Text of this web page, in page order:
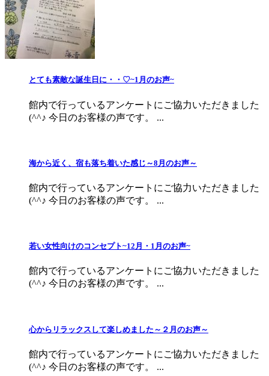
とても素敵な誕生日に・・♡~1月のお声~
館内で行っているアンケートにご協力いただきました
(^^♪ 今日のお客様の声です。 ...
海から近く、宿も落ち着いた感じ～8月のお声～
館内で行っているアンケートにご協力いただきました
(^^♪ 今日のお客様の声です。 ...
若い女性向けのコンセプト~12月・1月のお声~
館内で行っているアンケートにご協力いただきました
(^^♪ 今日のお客様の声です。 ...
心からリラックスして楽しめました～２月のお声～
館内で行っているアンケートにご協力いただきました
(^^♪ 今日のお客様の声です。 ...